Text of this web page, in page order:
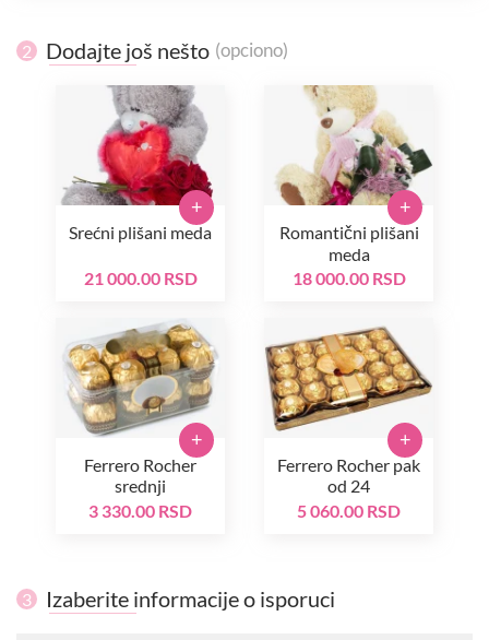
2 Dodajte još nešto (opciono)
Srećni plišani meda
21 000.00 RSD
+
Romantični plišani
meda
18 000.00 RSD
+
Ferrero Rocher
srednji
3 330.00 RSD
+
Ferrero Rocher pak
od 24
5 060.00 RSD
+
3 Izaberite informacije o isporuci